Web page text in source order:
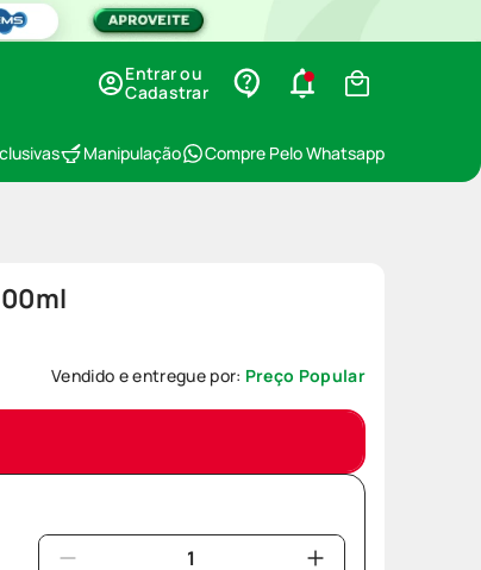
Entrar ou
Cadastrar
Manipulação Compre Pelo Whatsapp
Vendido e entregue por: Preço Popular